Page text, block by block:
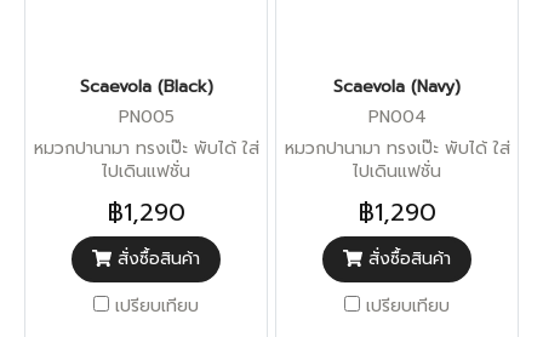
Scaevola (Black)
PN005
หมวกปานามา ทรงเป๊ะ พับได้ ใส่
ไปเดินแฟชั่น
฿1,290
สั่งซื้อสินค้า
เปรียบเทียบ
Scaevola (Navy)
PN004
หมวกปานามา ทรงเป๊ะ พับได้ ใส่
ไปเดินแฟชั่น
฿1,290
สั่งซื้อสินค้า
เปรียบเทียบ